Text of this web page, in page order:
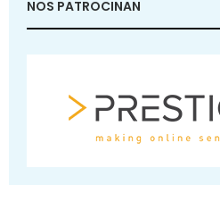
NOS PATROCINAN